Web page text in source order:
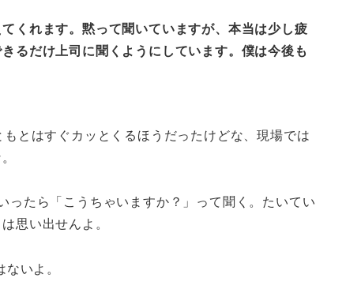
くれます。黙って聞いていますが、本当は少し疲
るだけ上司に聞くようにしています。僕は今後も
とはすぐカッとくるほうだったけどな、現場では
たら「こうちゃいますか？」って聞く。たいてい
思い出せんよ。
いよ。